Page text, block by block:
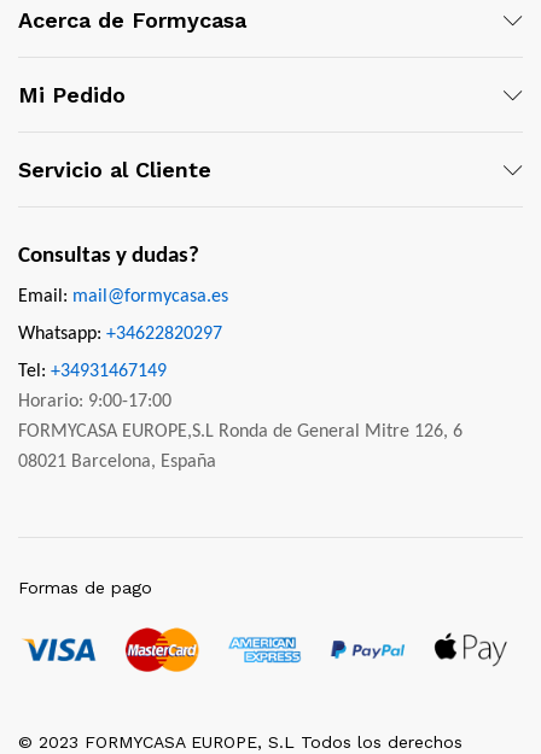
Acerca de Formycasa
Mi Pedido
Servicio al Cliente
Consultas y dudas?
Email: mail@formycasa.es
Whatsapp: +34622820297
Tel: +34931467149
Horario: 9:00-17:00
FORMYCASA EUROPE,S.L Ronda de General Mitre 126, 6
08021 Barcelona, España
© 2023 FORMYCASA EUROPE, S.L Todos los derechos
Formas de pago